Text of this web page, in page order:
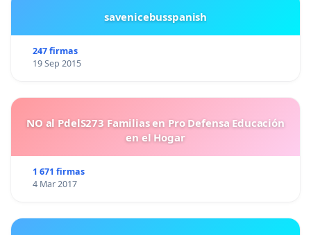
savenicebusspanish
247 firmas
19 Sep 2015
NO al PdelS273 Familias en Pro Defensa Educación
en el Hogar
1 671 firmas
4 Mar 2017